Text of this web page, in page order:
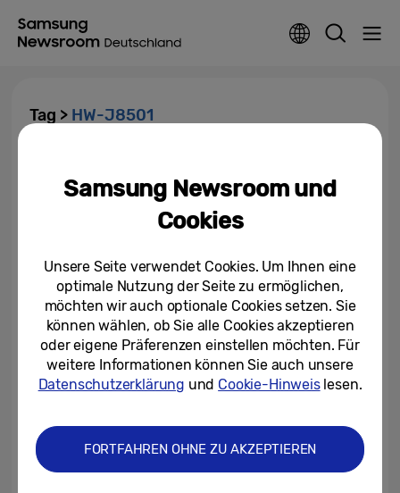
Tag > HW-J8501
mehr Heimkino-Gefühl
Samsung Newsroom und
Cookies
Unsere Seite verwendet Cookies. Um Ihnen eine
optimale Nutzung der Seite zu ermöglichen,
möchten wir auch optionale Cookies setzen. Sie
können wählen, ob Sie alle Cookies akzeptieren
oder eigene Präferenzen einstellen möchten. Für
weitere Informationen können Sie auch unsere
Datenschutzerklärung und Cookie-Hinweislesen.
FORTFAHREN OHNE ZU AKZEPTIEREN